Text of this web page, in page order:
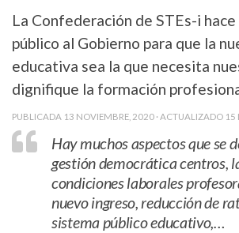
La Confederación de STEs-i
público al Gobierno para que la
educativa sea la que necesita
dignifique la formación
PUBLICADA 13 NOVIEMBRE, 2020 · ACTUALIZADO 15
Hay muchos aspectos que se
gestión democrática centros,
condiciones laborales
nuevo ingreso, reducción de
sistema público educativo,…